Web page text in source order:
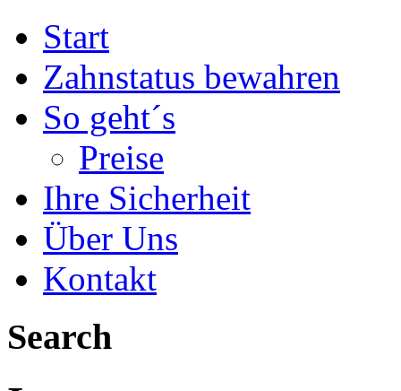
Start
Zahnstatus bewahren
So geht´s
Preise
Ihre Sicherheit
Über Uns
Kontakt
Search